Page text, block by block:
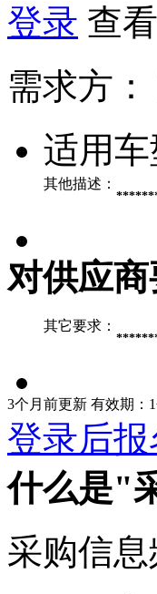
登录 查
需求方：
适用车
其他描述：
对供应商
其它要求：
3个月前更新 有效期：1
登录后报
什么是"
采购信